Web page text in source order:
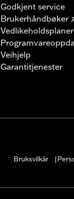
Godkjent service
Brukerhåndbøker
Vedlikeholdsplaner
Veihjelp
Garantitjenester
Bruksvilkår